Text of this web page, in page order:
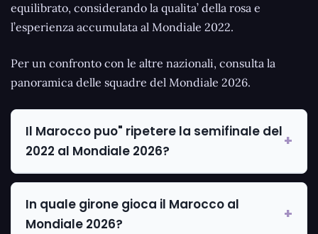
equilibrato, considerando la qualita’ della rosa e
l’esperienza accumulata al Mondiale 2022.
Per un confronto con le altre nazionali, consulta la
panoramica delle squadre del Mondiale 2026.
Il Marocco puo" ripetere la semifinale del
2022 al Mondiale 2026?
In quale girone gioca il Marocco al
Mondiale 2026?